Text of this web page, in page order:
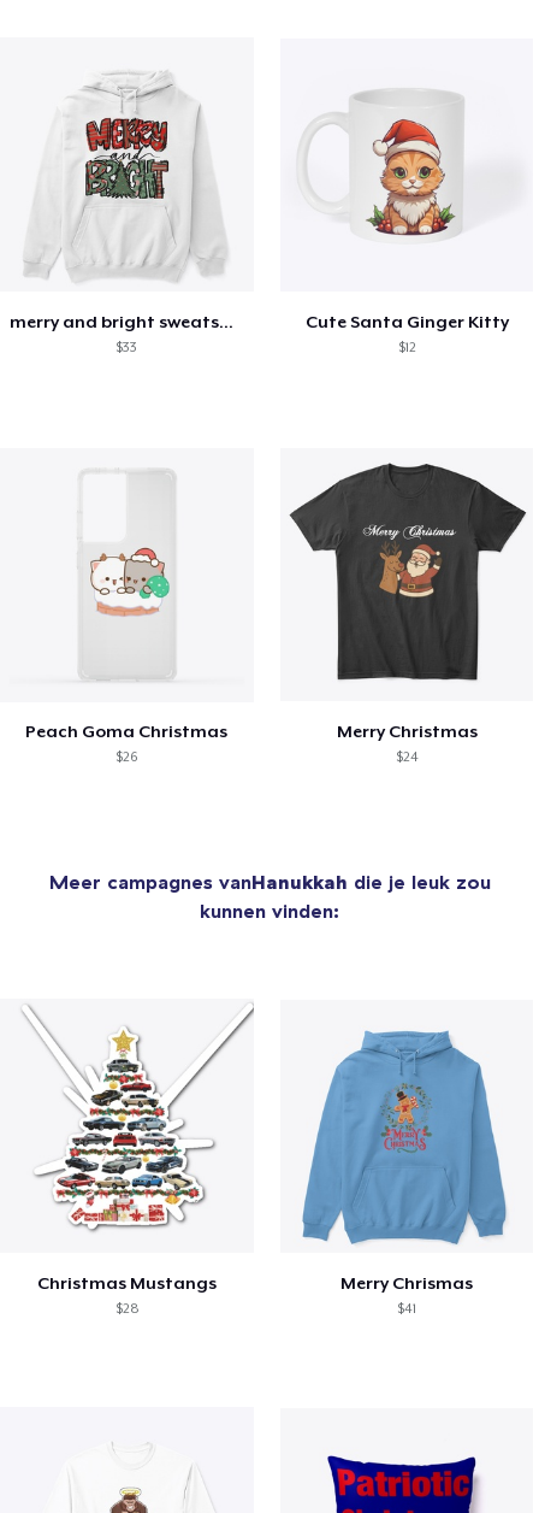
merry and bright sweatshirt christmas
$33
Cute Santa Ginger Kitty
$12
Peach Goma Christmas
$26
Merry Christmas
$24
Meer campagnes vanHanukkah die je leuk zou
kunnen vinden:
Christmas Mustangs
$28
Merry Chrismas
$41